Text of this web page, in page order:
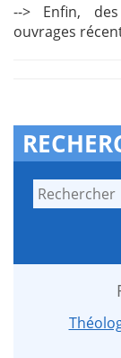
--> Enfin,
ouvrages